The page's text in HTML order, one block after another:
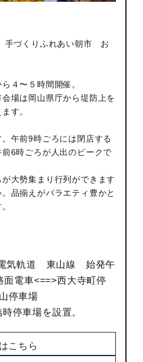
手づくりふれあい朝市 お
４〜５時間開催。
場は岡山県庁から堤防上を
す。
午前9時ごろには閉店する
6時ごろが人出のピークで
大勢集まり行列ができます
品揃えがバラエティ豊かと
気軌道 東山線 始発午
電車<==>西大寺町停
停車場
停車場を設置。
こちら